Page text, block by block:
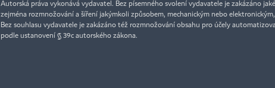
Autorská práva vykonává vydavatel. Bez písemného svolení vydavatele je zakázáno
zejména rozmnožování a šíření jakýmkoli způsobem, mechanickým nebo
Bez souhlasu vydavatele je zakázáno též rozmnožování obsahu pro účely
podle ustanovení § 39c autorského zákona.